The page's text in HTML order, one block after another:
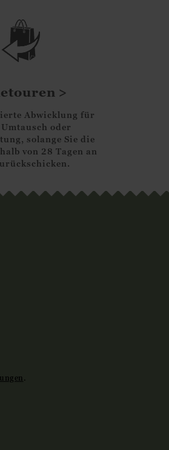
Abwicklung für
oder
solange Sie die
von 28 Tagen an
.